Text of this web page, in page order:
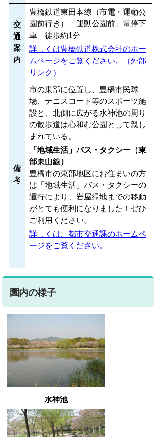
交
通
案
内
豊橋鉄道東田本線（市電・運動公
園前行き）「運動公園前」電停下
車、徒歩約1分
詳しくは豊橋鉄道株式会社のホー
ムページをご覧ください。（外部
リンク）
備
考
市の東部に位置し、豊橋市民球
場、テニスコート等のスポーツ施
設と、北側に広がる水神池の周り
の散歩道は心和む公園として親し
まれている。
「地域生活」バス・タクシー（東
部東山線）
豊橋市の東部地区にお住まいの方
は「地域生活」バス・タクシーの
運行により、岩屋緑地までの移動
がとても便利になりました！ぜひ
ご利用ください。
詳しくは、都市交通課のホームペ
ージをご覧ください。
園内の様子
水神池